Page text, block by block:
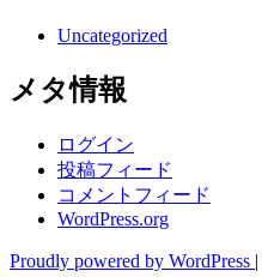
Uncategorized
メタ情報
ログイン
投稿フィード
コメントフィード
WordPress.org
Proudly powered by WordPress |